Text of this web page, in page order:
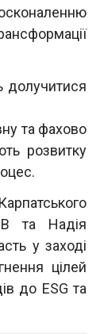
долучитися
та фахово
розвитку
та Надія
у заході
цілей
до ESG та